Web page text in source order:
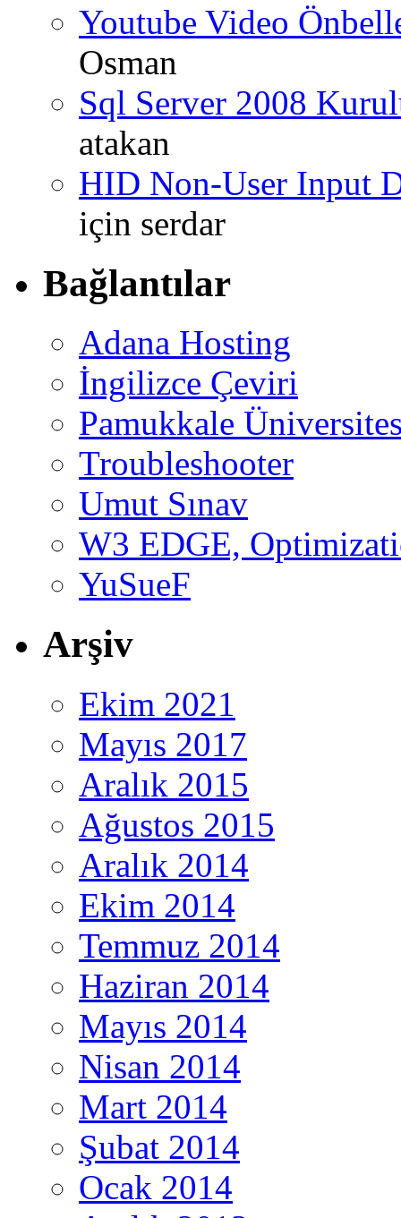
Youtube Video
Osman
Sql Server 2008
atakan
HID Non-User Input
için serdar
Bağlantılar
Adana Hosting
İngilizce Çeviri
Pamukkale
Troubleshooter
Umut Sınav
W3 EDGE,
YuSueF
Arşiv
Ekim 2021
Mayıs 2017
Aralık 2015
Ağustos 2015
Aralık 2014
Ekim 2014
Temmuz 2014
Haziran 2014
Mayıs 2014
Nisan 2014
Mart 2014
Şubat 2014
Ocak 2014